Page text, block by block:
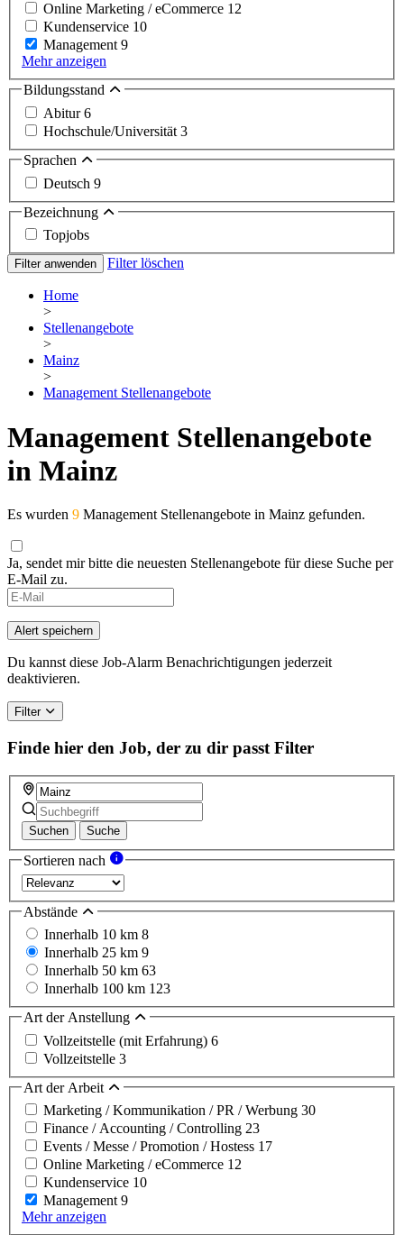
Online Marketing / eCommerce 12
Kundenservice 10
Management9
Mehr anzeigen
Bildungsstand
Abitur6
Hochschule/Universität 3
Sprachen
Deutsch 9
Bezeichnung
Topjobs
Filter anwenden Filter löschen
Home
>
Stellenangebote
>
Mainz
>
Management Stellenangebote
Management Stellenangebote
in Mainz
Es wurden 9 Management Stellenangebote in Mainz gefunden.
Ja, sendet mir bitte die neuesten Stellenangebote für diese Suche per
E-Mail zu.
Alert speichern
Du kannst diese Job-Alarm Benachrichtigungen jederzeit
deaktivieren.
Filter
Finde hier den Job, der zu dir passt Filter
Suchen Suche
Sortieren nach
Abstände
Innerhalb 10 km 8
Innerhalb 25 km 9
Innerhalb 50 km 63
Innerhalb 100 km 123
Art der Anstellung
Vollzeitstelle (mit Erfahrung) 6
Vollzeitstelle 3
Art der Arbeit
Marketing / Kommunikation / PR / Werbung 30
Finance / Accounting / Controlling 23
Events / Messe / Promotion / Hostess 17
Online Marketing / eCommerce 12
Kundenservice 10
Management9
Mehr anzeigen